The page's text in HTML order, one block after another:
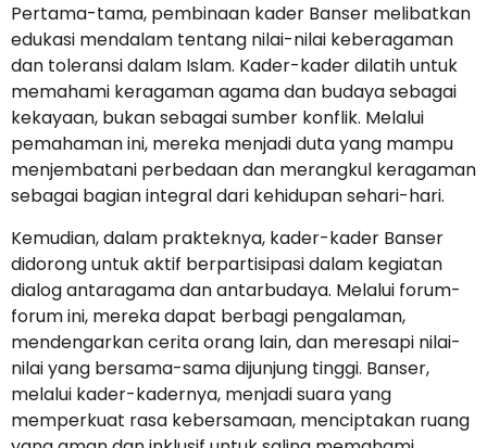
Pertama-tama, pembinaan kader Banser melibatkan
edukasi mendalam tentang nilai-nilai keberagaman
dan toleransi dalam Islam. Kader-kader dilatih untuk
memahami keragaman agama dan budaya sebagai
kekayaan, bukan sebagai sumber konflik. Melalui
pemahaman ini, mereka menjadi duta yang mampu
menjembatani perbedaan dan merangkul keragaman
sebagai bagian integral dari kehidupan sehari-hari.
Kemudian, dalam prakteknya, kader-kader Banser
didorong untuk aktif berpartisipasi dalam kegiatan
dialog antaragama dan antarbudaya. Melalui forum-
forum ini, mereka dapat berbagi pengalaman,
mendengarkan cerita orang lain, dan meresapi nilai-
nilai yang bersama-sama dijunjung tinggi. Banser,
melalui kader-kadernya, menjadi suara yang
memperkuat rasa kebersamaan, menciptakan ruang